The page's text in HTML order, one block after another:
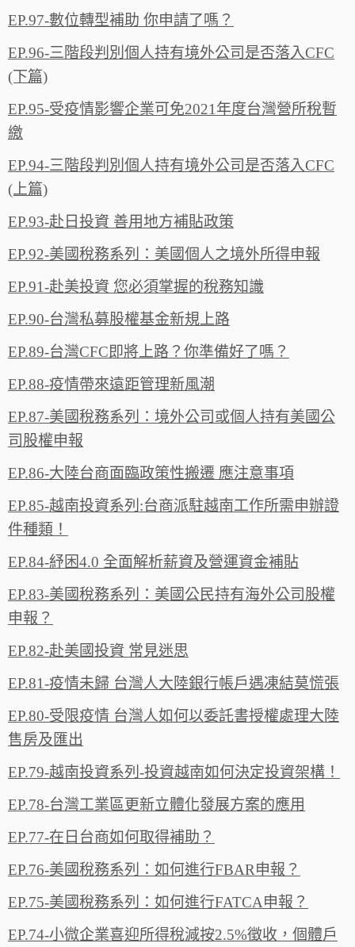
EP.97-數位轉型補助 你申請了嗎？
EP.96-三階段判別個人持有境外公司是否落入CFC
(下篇)
EP.95-受疫情影響企業可免2021年度台灣營所稅暫
繳
EP.94-三階段判別個人持有境外公司是否落入CFC
(上篇)
EP.93-赴日投資 善用地方補貼政策
EP.92-美國稅務系列：美國個人之境外所得申報
EP.91-赴美投資 您必須掌握的稅務知識
EP.90-台灣私募股權基金新規上路
EP.89-台灣CFC即將上路？你準備好了嗎？
EP.88-疫情帶來遠距管理新風潮
EP.87-美國稅務系列：境外公司或個人持有美國公
司股權申報
EP.86-大陸台商面臨政策性搬遷 應注意事項
EP.85-越南投資系列:台商派駐越南工作所需申辦證
件種類！
EP.84-紓困4.0 全面解析薪資及營運資金補貼
EP.83-美國稅務系列：美國公民持有海外公司股權
申報？
EP.82-赴美國投資 常見迷思
EP.81-疫情未歸 台灣人大陸銀行帳戶遇凍結莫慌張
EP.80-受限疫情 台灣人如何以委託書授權處理大陸
售房及匯出
EP.79-越南投資系列-投資越南如何決定投資架構！
EP.78-台灣工業區更新立體化發展方案的應用
EP.77-在日台商如何取得補助？
EP.76-美國稅務系列：如何進行FBAR申報？
EP.75-美國稅務系列：如何進行FATCA申報？‬
EP.74-小微企業喜迎所得稅減按2.5%徵收，個體戶